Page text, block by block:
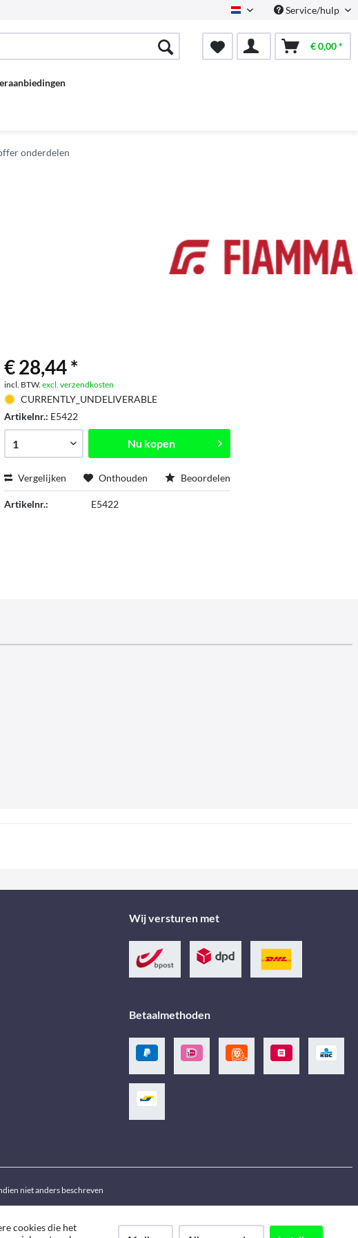
Dutch Service/hulp
€ 0,00 *
onderdelen
€ 28,44 *
incl. BTW.excl. verzendkosten
CURRENTLY_UNDELIVERABLE
Artikelnr.: E5422
Nu kopen
Vergelijken Onthouden Beoordelen
Artikelnr.: E5422
Wij versturen met
Betaalmethoden
niet anders beschreven
cookies die het